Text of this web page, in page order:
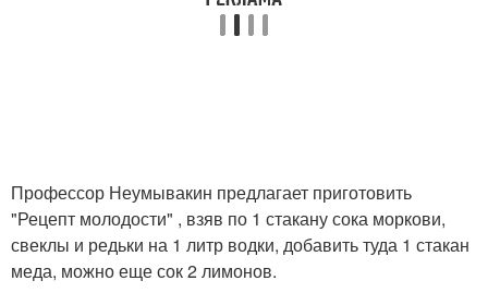
Профессор Неумывакин предлагает приготовить
"Рецепт молодости" , взяв по 1 стакану сока моркови,
свеклы и редьки на 1 литр водки, добавить туда 1 стакан
меда, можно еще сок 2 лимонов.